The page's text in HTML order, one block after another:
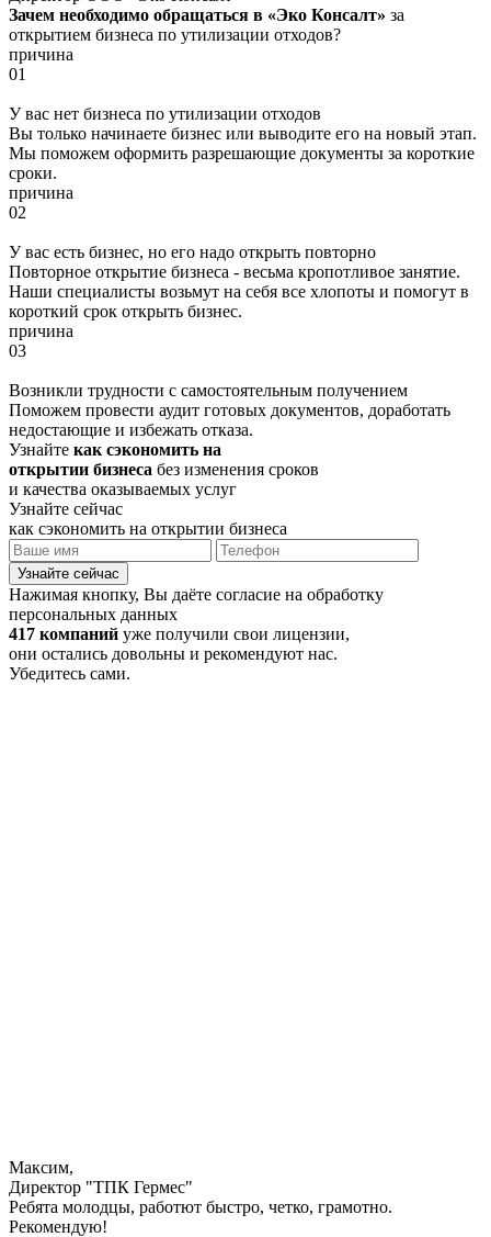
Зачем необходимо обращаться в «Эко Консалт» за
открытием бизнеса по утилизации отходов?
причина
01
У вас нет бизнеса по утилизации отходов
Вы только начинаете бизнес или выводите его на новый этап.
Мы поможем оформить разрешающие документы за короткие
сроки.
причина
02
У вас есть бизнес, но его надо открыть повторно
Повторное открытие бизнеса - весьма кропотливое занятие.
Наши специалисты возьмут на себя все хлопоты и помогут в
короткий срок открыть бизнес.
причина
03
Возникли трудности с самостоятельным получением
Поможем провести аудит готовых документов, доработать
недостающие и избежать отказа.
Узнайте как сэкономить на
открытии бизнеса без изменения сроков
и качества оказываемых услуг
Узнайте сейчас
как сэкономить на открытии бизнеса
Узнайте сейчас
Нажимая кнопку, Вы даёте согласие на обработку
персональных данных
417 компаний уже получили свои лицензии,
они остались довольны и рекомендуют нас.
Убедитесь сами.
Максим,
Директор "ТПК Гермес"
Ребята молодцы, работют быстро, четко, грамотно.
Рекомендую!